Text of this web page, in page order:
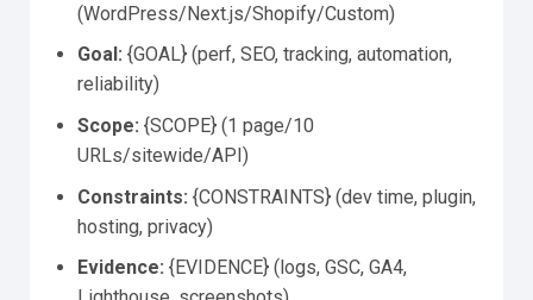
(WordPress/Next.js/Shopify/Custom)
Goal: {GOAL} (perf, SEO, tracking, automation,
reliability)
Scope: {SCOPE} (1 page/10
URLs/sitewide/API)
Constraints: {CONSTRAINTS} (dev time, plugin,
hosting, privacy)
Evidence: {EVIDENCE} (logs, GSC, GA4,